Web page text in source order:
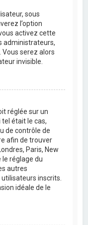
sous
l’option
activez cette
administrateurs,
serez alors
invisible.
réglée sur un
était le cas,
de contrôle de
afin de trouver
Paris, New
le réglage du
autres
inscrits.
idéale de le